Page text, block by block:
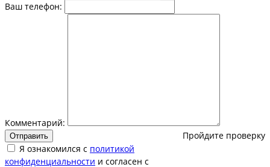
Ваш телефон:
Комментарий:
Пройдите проверку
Отправить
Я ознакомился с политикой
конфиденциальности и согласен с